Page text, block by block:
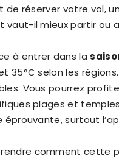
de réserver votre vol,
vaut-il mieux partir ou
à entrer dans la
35°C selon les
Vous pourrez
plages et
surtout
comment cette